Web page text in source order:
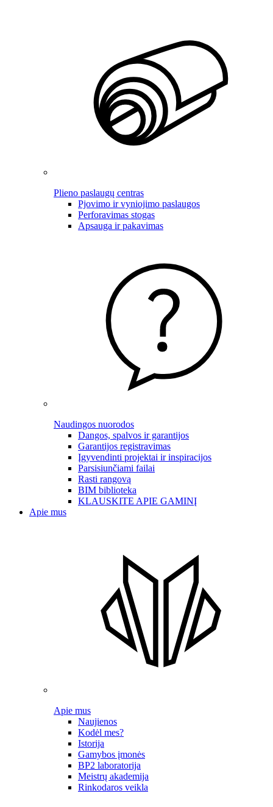
Plieno paslaugų centras
Pjovimo ir vyniojimo paslaugos
Perforavimas stogas
Apsauga ir pakavimas
Naudingos nuorodos
Dangos, spalvos ir garantijos
Garantijos registravimas
Įgyvendinti projektai ir inspiracijos
Parsisiunčiami failai
Rasti rangovą
BIM biblioteka
KLAUSKITE APIE GAMINĮ
Apie mus
Apie mus
Naujienos
Kodėl mes?
Istorija
Gamybos įmonės
BP2 laboratorija
Meistrų akademija
Rinkodaros veikla